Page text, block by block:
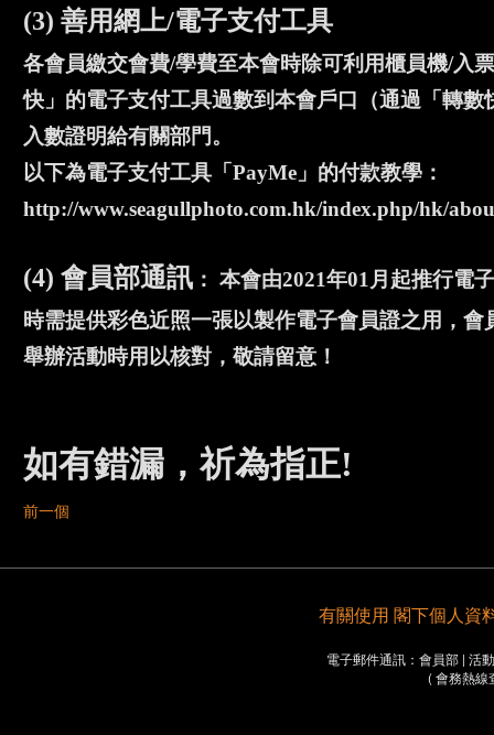
(3) 善用網上/電子支付工具
各會員繳交會費/學費至本會時除可利用櫃員機/入
快」的電子支付工具過數到本會戶口（通過「轉
入數證明給有關部門。
以下為電子支付工具「PayMe」的付款教學：
http://www.seagullphoto.com.hk/index.php/hk/
(4) 會員部通訊： 本會由2021年01月起推行電
時需提供彩色近照一張以製作電子會員證之用，
舉辦活動時用以核對，敬請留意！
如有錯漏，祈為指正!
前一個
有關使用 閣下個人資
電子郵件通訊：會員部 | 活
( 會務熱線